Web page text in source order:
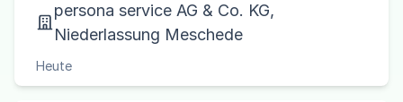
persona service AG & Co. KG,
Niederlassung Meschede
Heute